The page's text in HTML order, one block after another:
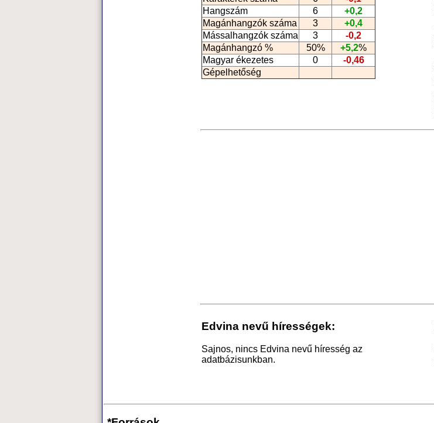
Hangszám
6
+0,2
Magánhangzók száma
3
+0,4
Mássalhangzók száma
3
-0,2
Magánhangzó %
50% +5,2%
Magyar ékezetes
0
-0,46
Gépelhetőség
Edvina nevű hírességek:
Sajnos, nincs Edvina nevű híresség az
adatbázisunkban.